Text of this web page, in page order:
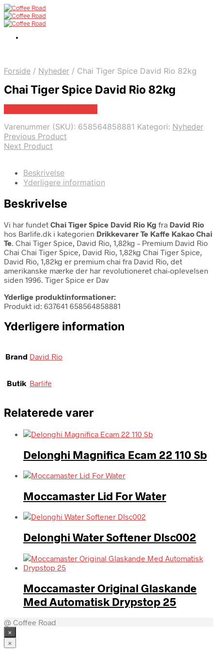
Forside / Nyheder / Chai Tiger Spice David Rio 82kg
Chai Tiger Spice David Rio 82kg
Varenummer (SKU): 658564858881 Kategori: Nyheder
Previous Product
Next Product
Beskrivelse
Yderligere information
Beskrivelse
Vi har fundet Chai Tiger Spice David Rio Kg fra David Rio
hos Barlife.dk i kategorien Drikkevarer Te Kaffe Kakao Chai
Te. Chai Tiger Spice, David Rio, 1,82kg – Premium David Rio
Chai Chai Tiger Spice, David Rio, 1,82kg Chai Tiger Spice,
David Rio, 1,82kg er premium chai fra David Rio, det
amerikanske mærke der har revolutioneret chai-oplevelsen
siden 1996. Tiger Spice er Dav
Yderlige produktinformationer:
Produkt id: 637641 658564858881
Yderligere information
Brand David Rio
Butik Barlife
Relaterede varer
Delonghi Magnifica Ecam 22 110 Sb
Moccamaster Lid For Water
Delonghi Water Softener Dlsc002
Moccamaster Original Glaskande
Med Automatisk Drypstop 25
@ Coffee Road
×
×